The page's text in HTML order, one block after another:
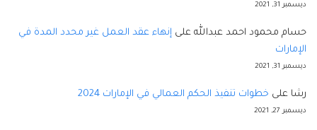
ديسمبر 31, 2021
حسام محمود احمد عبدالله على إنهاء عقد العمل غير محدد المدة في
الإمارات
ديسمبر 31, 2021
رشا على خطوات تنفيذ الحكم العمالي في الإمارات 2024
ديسمبر 27, 2021